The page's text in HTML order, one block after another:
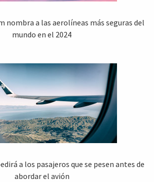
nombra a las aerolíneas más seguras del
mundo en el 2024
a los pasajeros que se pesen antes de
abordar el avión